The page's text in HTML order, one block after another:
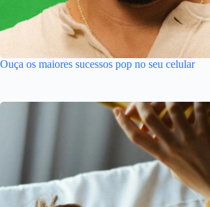
Ouça os maiores sucessos pop no seu celular